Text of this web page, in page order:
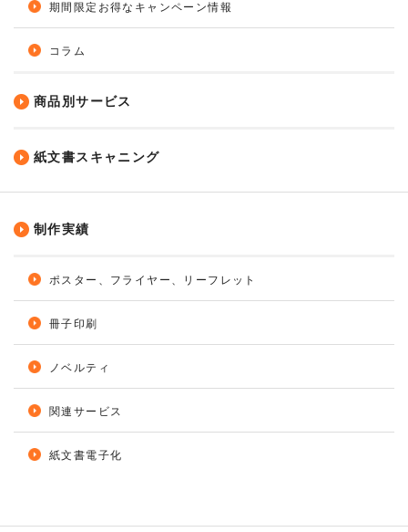
期間限定お得なキャンペーン情報
コラム
商品別サービス
紙文書スキャニング
制作実績
ポスター、フライヤー、リーフレット
冊子印刷
ノベルティ
関連サービス
紙文書電子化